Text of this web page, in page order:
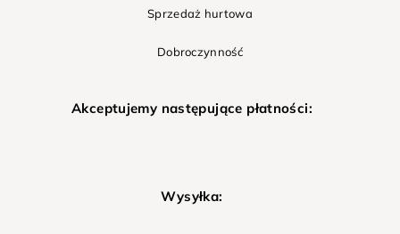
Sprzedaż hurtowa
Dobroczynność
Akceptujemy następujące płatności:
Wysyłka: